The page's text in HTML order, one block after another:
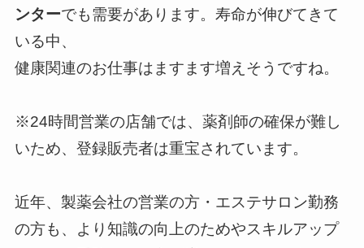
ンターでも需要があります。寿命が伸びてきて
いる中、
健康関連のお仕事はますます増えそうですね。
※24時間営業の店舗では、薬剤師の確保が難し
いため、登録販売者は重宝されています。
近年、製薬会社の営業の方・エステサロン勤務
の方も、より知識の向上のためやスキルアップ